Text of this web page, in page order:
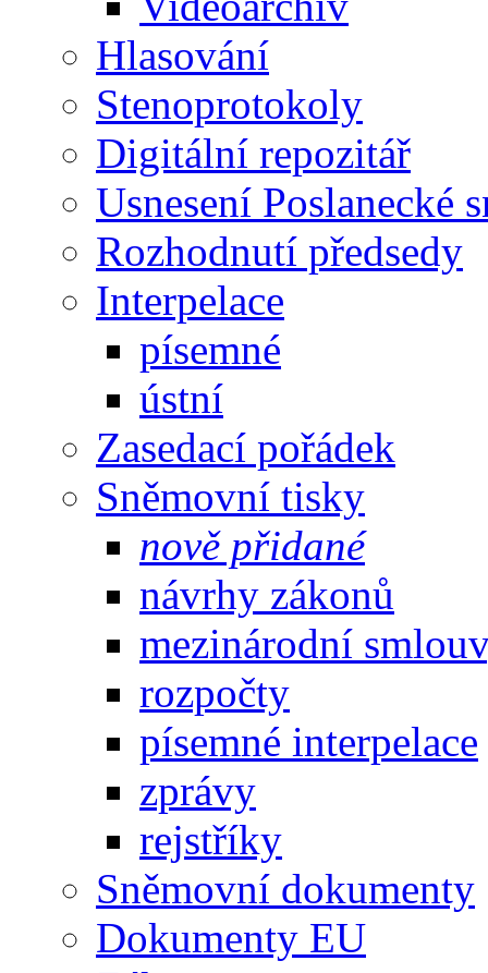
Hlasování
Stenoprotokoly
Digitální repozitář
Usnesení Poslanecké
Rozhodnutí předsedy
Interpelace
písemné
ústní
Zasedací pořádek
Sněmovní tisky
nově přidané
návrhy zákonů
mezinárodní
rozpočty
písemné interpelace
zprávy
rejstříky
Sněmovní dokumenty
Dokumenty EU